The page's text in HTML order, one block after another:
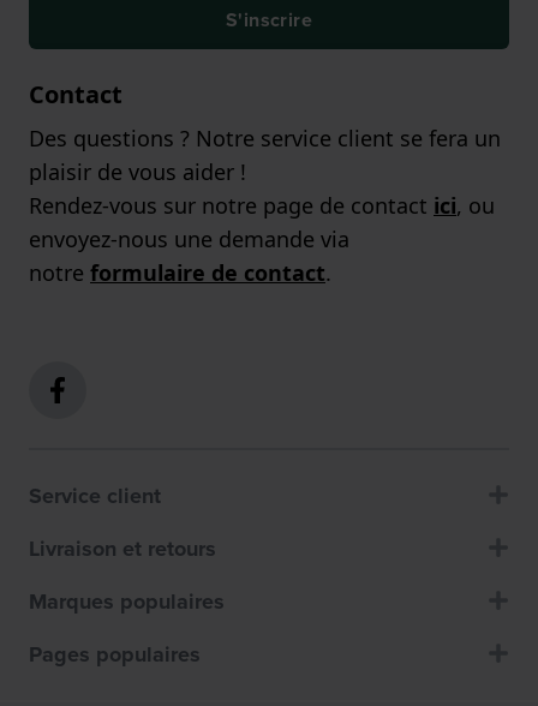
S'inscrire
Contact
Des questions ? Notre service client se fera un
plaisir de vous aider !
Rendez-vous sur notre page de contact ici, ou
envoyez-nous une demande via
notre formulaire de contact.
Service client
Livraison et retours
Marques populaires
Pages populaires